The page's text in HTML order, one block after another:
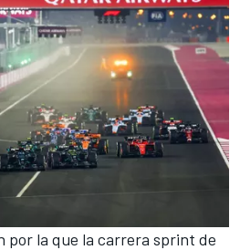
por la que la carrera sprint de